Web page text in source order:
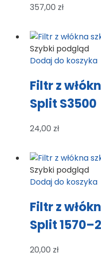
357,00 zł
Szybki podgląd
Dodaj do koszyka
Filtr z
Split S3500
24,00 zł
Szybki podgląd
Dodaj do koszyka
Filtr z
Split
20,00 zł